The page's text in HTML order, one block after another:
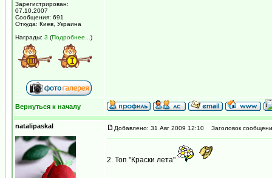
Зарегистрирован:
07.10.2007
Сообщения: 691
Откуда: Киев, Украина
Награды: 3 (Подробнее... )
Вернуться к началу
natalipaskal Добавлено: 31 Авг 2009 12:10 Заголовок
2. Топ "Краски лета"